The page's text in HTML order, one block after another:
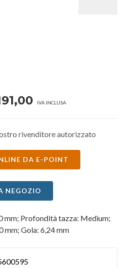
IVA INCLUSA
rivenditore autorizzato
DA E-POINT
NEGOZIO
mm; Profondità tazza: Medium;
mm; Gola: 6,24 mm